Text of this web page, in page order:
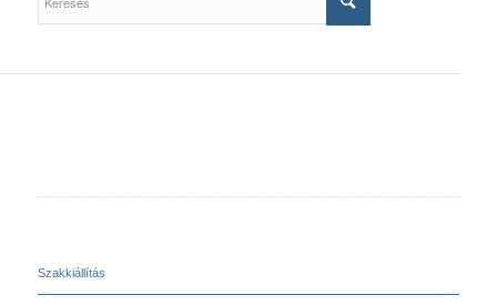
Szakkiállítás